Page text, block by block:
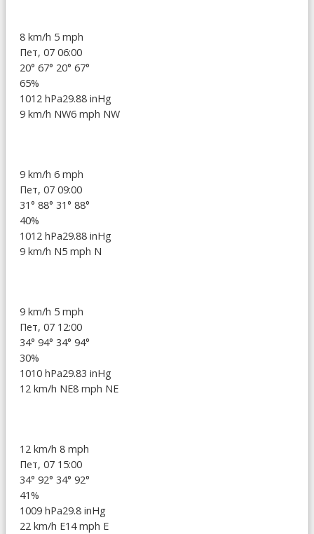
8 km/h 5 mph
Пет, 07 06:00
20° 67° 20° 67°
65%
1012 hPa29.88 inHg
9 km/h NW6 mph NW
9 km/h 6 mph
Пет, 07 09:00
31° 88° 31° 88°
40%
1012 hPa29.88 inHg
9 km/h N5 mph N
9 km/h 5 mph
Пет, 07 12:00
34° 94° 34° 94°
30%
1010 hPa29.83 inHg
12 km/h NE8 mph NE
12 km/h 8 mph
Пет, 07 15:00
34° 92° 34° 92°
41%
1009 hPa29.8 inHg
22 km/h E14 mph E